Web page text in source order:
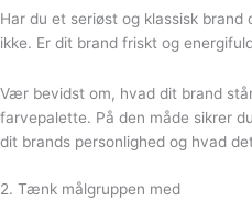
Har du et seriøst og klassisk brand
ikke. Er dit brand friskt og
Vær bevidst om, hvad dit brand
farvepalette. På den måde sikrer
dit brands personlighed og hvad
2. Tænk målgruppen med⁠⁠